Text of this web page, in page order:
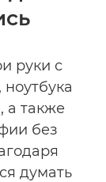
руки с
а также
без
думать